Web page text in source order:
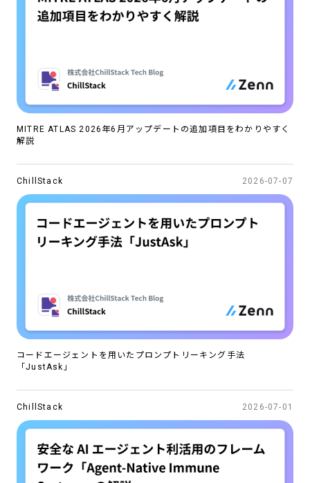
CAREERS
MITRE ATLAS 2026年6月アップデートの追加項目をわかりやすく
解説
ChillStack 2026-07-07
コードエージェントを用いたプロンプトリーキング手法
「JustAsk」
ChillStack 2026-07-01